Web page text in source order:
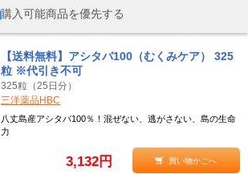
購入可能商品を優先する
【送料無料】アシタバ100（むくみケア） 325
粒 ※代引き不可
325粒（25日分）
三洋薬品HBC
八丈島産アシタバ100％！混ぜない、逃がさない、島の生命
力
3,132円 買い物かごへ